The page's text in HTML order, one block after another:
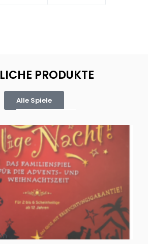
PRODUKTE
Alle Spiele